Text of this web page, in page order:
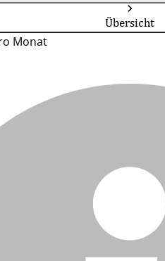
Übersicht
Monat